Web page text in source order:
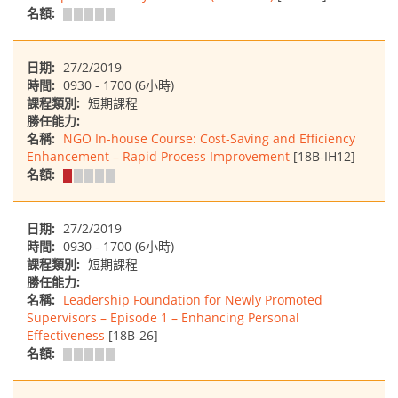
名額:
日期: 27/2/2019
時間: 0930 - 1700 (6小時)
課程類別: 短期課程
勝任能力:
名稱: NGO In-house Course: Cost-Saving and Efficiency
Enhancement – Rapid Process Improvement [18B-IH12]
名額:
日期: 27/2/2019
時間: 0930 - 1700 (6小時)
課程類別: 短期課程
勝任能力:
名稱: Leadership Foundation for Newly Promoted
Supervisors – Episode 1 – Enhancing Personal
Effectiveness [18B-26]
名額: